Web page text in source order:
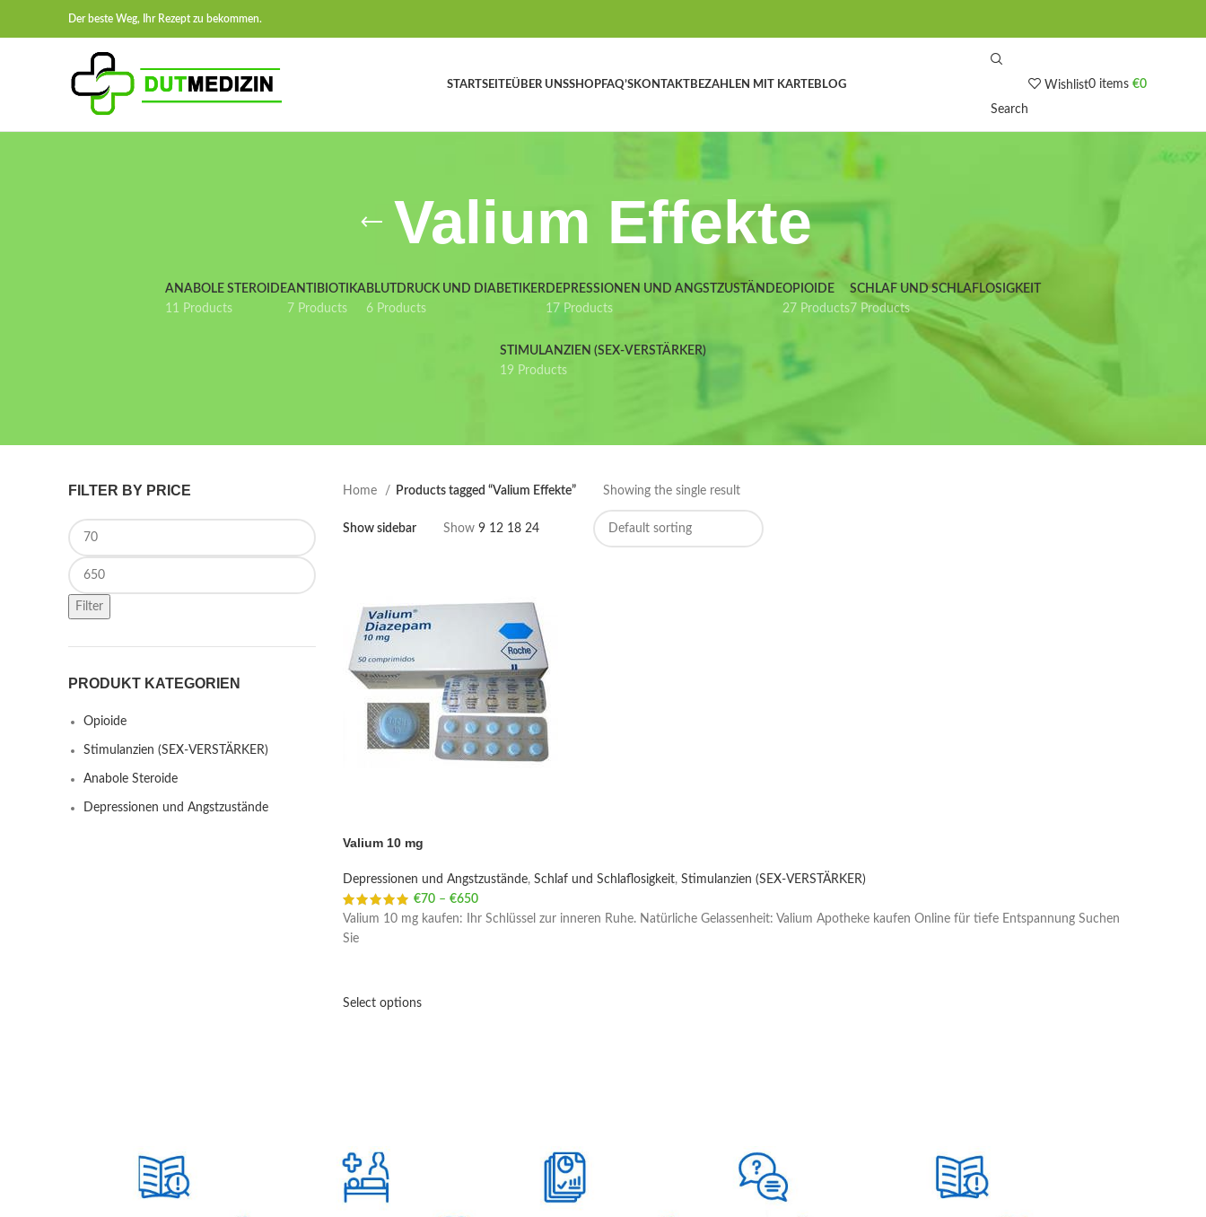
Der beste Weg, Ihr Rezept zu bekommen.
STARTSEITEÜBER UNSSHOPFAQ’SKONTAKTBEZAHLEN MIT KARTEBLOG
Search
Wishlist0 items €0
Valium Effekte
ANABOLE STEROIDE
11 Products
ANTIBIOTIKA
7 Products
BLUTDRUCK UND DIABETIKER
6 Products
DEPRESSIONEN UND ANGSTZUSTÄNDE
17 Products
OPIOIDE
27 Products
SCHLAF UND SCHLAFLOSIGKEIT
7 Products
STIMULANZIEN (SEX-VERSTÄRKER)
19 Products
FILTER BY PRICE
Min price
Max price
Filter
PRODUKT KATEGORIEN
Opioide
Stimulanzien (SEX-VERSTÄRKER)
Anabole Steroide
Depressionen und Angstzustände
Home Products tagged “Valium Effekte” Showing the single result
Show sidebar Show 9 12 18 24
Valium 10 mg
Depressionen und Angstzustände, Schlaf und Schlaflosigkeit, Stimulanzien (SEX-VERSTÄRKER)
€70 – €650Price range: €70 through €650
Valium 10 mg kaufen: Ihr Schlüssel zur inneren Ruhe. Natürliche Gelassenheit: Valium Apotheke kaufen Online für tiefe Entspannung Suchen
Sie
Select options